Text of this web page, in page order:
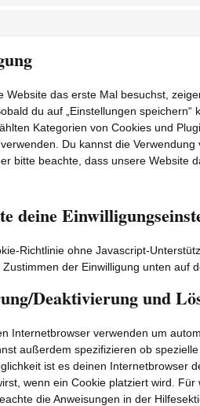
Website das erste Mal besuchst,
du auf „Einstellungen speichern“
Kategorien von Cookies und
Du kannst die
bitte beachte, dass unsere Website
deine
Richtlinie ohne Javascript-
der Einwilligung unten auf
Deaktivierung und
Internetbrowser verwenden um
außerdem spezifizieren ob
ist es deinen Internetbrowser
wenn ein Cookie platziert wird.
die Anweisungen in der